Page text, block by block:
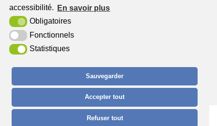
accessibilité.
En savoir plus
Obligatoires
Fonctionnels
Statistiques
Sauvegarder
Accepter tout
Refuser tout
Jumelée à Freckenhorst
Place du Général de Gaulle
76570 Pavilly
Tél. : 02 32 94 52 00
Mentions légales